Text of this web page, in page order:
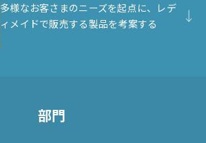
多様なお客さまのニーズを起点に、レデ
ィメイドで販売する製品を考案する
部門